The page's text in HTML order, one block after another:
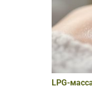
LPG-